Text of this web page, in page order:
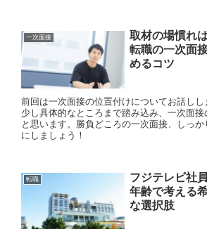
一次面接
取材の場慣れ
転職の一次面
めるコツ
前回は一次面接の位置付けについてお話しし
少し具体的なところまで踏み込み、一次面
と思います。勝負どころの一次面接、しっか
にしましょう！
転職
フジテレビ社
年齢で考える
な選択肢